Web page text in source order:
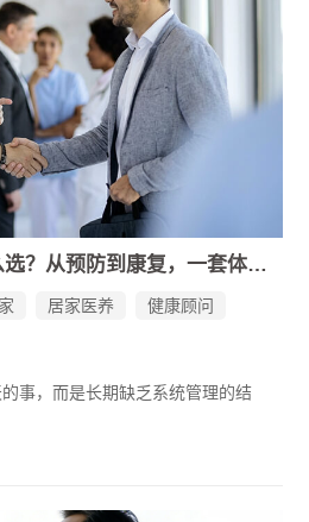
系统地管起来，而不是靠硬扛？
健康管理服务平台怎么选？从预防到康复，一套体系管全家
居家医养 健康顾问
事，而是长期缺乏系统管理的结